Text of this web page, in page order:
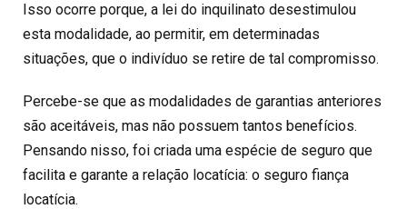
Isso ocorre porque, a lei do inquilinato desestimulou
esta modalidade, ao permitir, em determinadas
situações, que o indivíduo se retire de tal compromisso.
Percebe-se que as modalidades de garantias anteriores
são aceitáveis, mas não possuem tantos benefícios.
Pensando nisso, foi criada uma espécie de seguro que
facilita e garante a relação locatícia: o seguro fiança
locatícia.